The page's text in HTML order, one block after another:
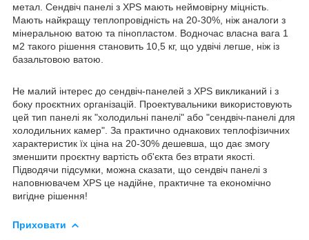
метал. Сендвіч панелі з XPS мають неймовірну міцність.
Мають найкращу теплопровідність на 20-30%, ніж аналоги з
мінеральною ватою та пінопластом. Водночас власна вага 1
м2 такого рішення становить 10,5 кг, що удвічі легше, ніж із
базальтовою ватою.
Не малий інтерес до сендвіч-панелей з XPS викликаний і з
боку проєктних організацій. Проектувальники використовують
цей тип панелі як "холодильні панелі" або "сендвіч-панелі для
холодильних камер". За практично однакових теплофізичних
характеристик їх ціна на 20-30% дешевша, що дає змогу
зменшити проєктну вартість об'єкта без втрати якості.
Підводячи підсумки, можна сказати, що сендвіч панелі з
наповнювачем XPS це надійне, практичне та економічно
вигідне рішення!
Приховати